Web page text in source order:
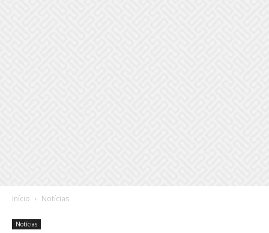
Início Notícias
Notícias